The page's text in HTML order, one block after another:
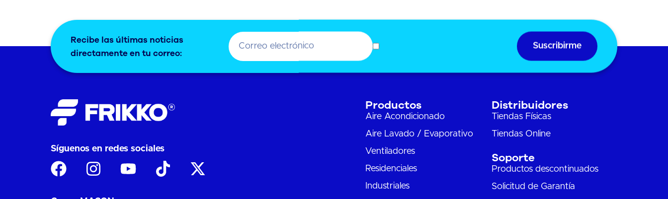
Recibe las últimas noticias
directamente en tu correo:
Suscribirme
Síguenos en redes sociales
Productos
Aire Acondicionado
Aire Lavado / Evaporativo
Ventiladores
Residenciales
Industriales
Distribuidores
Tiendas Físicas
Tiendas Online
Soporte
Productos descontinuados
Solicitud de Garantía